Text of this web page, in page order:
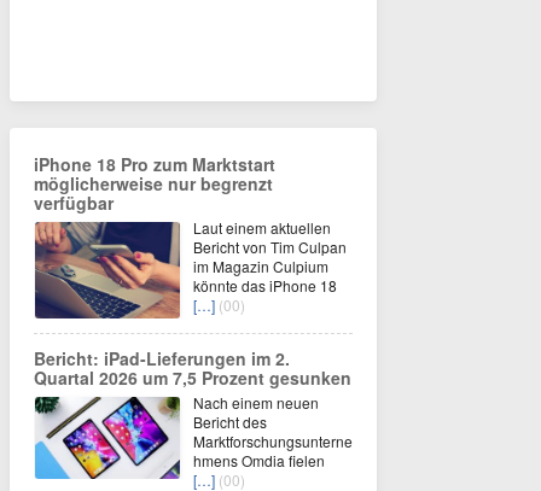
iPhone 18 Pro zum Marktstart
möglicherweise nur begrenzt
verfügbar
Laut einem aktuellen
Bericht von Tim Culpan
im Magazin Culpium
könnte das iPhone 18
[…] (00)
Bericht: iPad-Lieferungen im 2.
Quartal 2026 um 7,5 Prozent gesunken
Nach einem neuen
Bericht des
Marktforschungsunterne
hmens Omdia fielen
[…] (00)